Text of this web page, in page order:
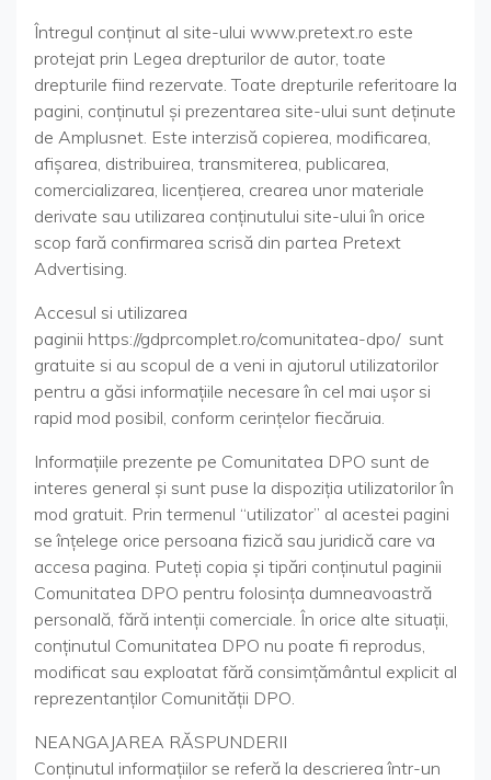
Întregul conţinut al site-ului www.pretext.ro este
protejat prin Legea drepturilor de autor, toate
drepturile fiind rezervate. Toate drepturile referitoare la
pagini, conţinutul şi prezentarea site-ului sunt deţinute
de Amplusnet. Este interzisă copierea, modificarea,
afişarea, distribuirea, transmiterea, publicarea,
comercializarea, licenţierea, crearea unor materiale
derivate sau utilizarea conţinutului site-ului în orice
scop fară confirmarea scrisă din partea Pretext
Advertising.
Accesul si utilizarea
paginii https://gdprcomplet.ro/comunitatea-dpo/ sunt
gratuite si au scopul de a veni in ajutorul utilizatorilor
pentru a găsi informațiile necesare în cel mai ușor si
rapid mod posibil, conform cerințelor fiecăruia.
Informațiile prezente pe Comunitatea DPO sunt de
interes general și sunt puse la dispoziția utilizatorilor în
mod gratuit. Prin termenul “utilizator” al acestei pagini
se înțelege orice persoana fizică sau juridică care va
accesa pagina. Puteți copia și tipări conținutul paginii
Comunitatea DPO pentru folosința dumneavoastră
personală, fără intenții comerciale. În orice alte situații,
conținutul Comunitatea DPO nu poate fi reprodus,
modificat sau exploatat fără consimțământul explicit al
reprezentanților Comunității DPO.
NEANGAJAREA RĂSPUNDERII
Conţinutul informaţiilor se referă la descrierea într-un